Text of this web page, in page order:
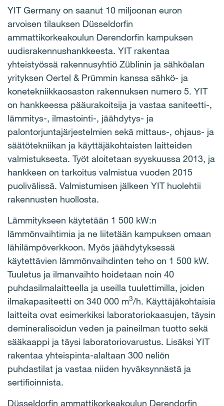
YIT Germany on saanut 10 miljoonan euron
arvoisen tilauksen Düsseldorfin
ammattikorkeakoulun Derendorfin kampuksen
uudisrakennushankkeesta. YIT rakentaa
yhteistyössä rakennusyhtiö Züblinin ja sähköalan
yrityksen Oertel & Prümmin kanssa sähkö- ja
konetekniikkaosaston rakennuksen numero 5. YIT
on hankkeessa pääurakoitsija ja vastaa saniteetti-,
lämmitys-, ilmastointi-, jäähdytys- ja
palontorjuntajärjestelmien sekä mittaus-, ohjaus- ja
säätötekniikan ja käyttäjäkohtaisten laitteiden
valmistuksesta. Työt aloitetaan syyskuussa 2013, ja
hankkeen on tarkoitus valmistua vuoden 2015
puolivälissä. Valmistumisen jälkeen YIT huolehtii
rakennusten huollosta.
Lämmitykseen käytetään 1 500 kW:n
lämmönvaihtimia ja ne liitetään kampuksen omaan
lähilämpöverkkoon. Myös jäähdytyksessä
käytettävien lämmönvaihdinten teho on 1 500 kW.
Tuuletus ja ilmanvaihto hoidetaan noin 40
puhdasilmalaitteella ja useilla tuulettimilla, joiden
ilmakapasiteetti on 340 000 m3/h. Käyttäjäkohtaisia
laitteita ovat esimerkiksi laboratoriokaasujen, täysin
demineralisoidun veden ja paineilman tuotto sekä
sääkaappi ja täysi laboratoriovarustus. Lisäksi YIT
rakentaa yhteispinta-alaltaan 300 neliön
puhdastilat ja vastaa niiden hyväksynnästä ja
sertifioinnista.
Düsseldorfin ammattikorkeakoulun Derendorfin